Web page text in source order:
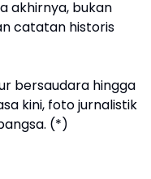
akhirnya, bukan
catatan historis
bersaudara hingga
kini, foto jurnalistik
(*)